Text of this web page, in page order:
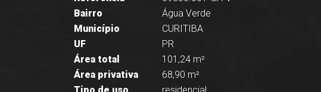
Bairro
Água Verde
Município
CURITIBA
UF
PR
Área total
101,24 m²
Área privativa
68,90 m²